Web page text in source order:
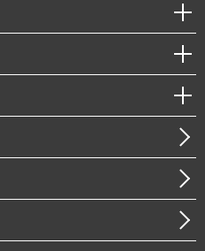
アンス）・防災（政策）
マートシティ